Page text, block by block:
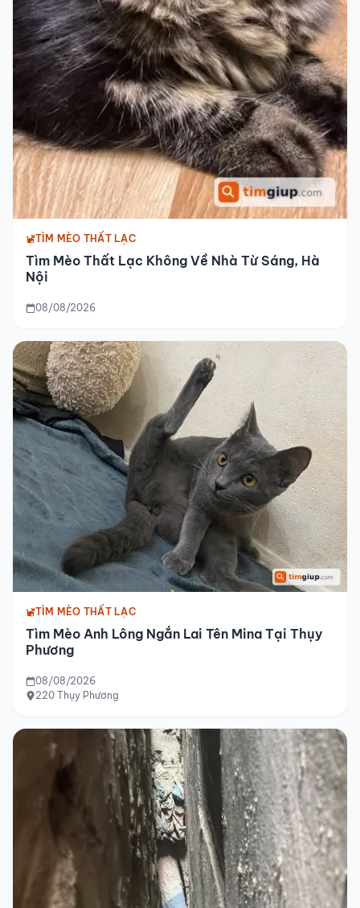
TÌM MÈO THẤT LẠC
Tìm Mèo Thất Lạc Không Về Nhà Từ Sáng, Hà
Nội
08/08/2026
TÌM MÈO THẤT LẠC
Tìm Mèo Anh Lông Ngắn Lai Tên Mina Tại Thụy
Phương
08/08/2026
220 Thụy Phương